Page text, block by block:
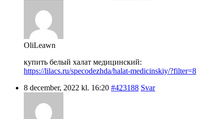
OliLeawn
купить белый халат медицинский:
https://lilacs.ru/specodezhda/halat-medicinskiy/?filter=8
8 december, 2022 kl. 16:20 #423188 Svar